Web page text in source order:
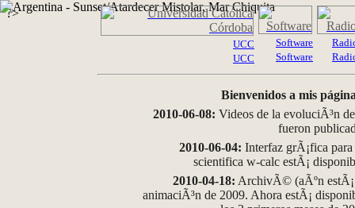
?>
UCC
UCC
Software
Software
Bienvenidos a mis
2010-06-08: Videos de la evoluciÃ³n
fueron
2010-06-04: Interfaz grÃ¡fica
scientifica w-calc estÃ¡
2010-04-18: ArchivÃ© (aÃºn
animaciÃ³n de 2009. Ahora estÃ¡